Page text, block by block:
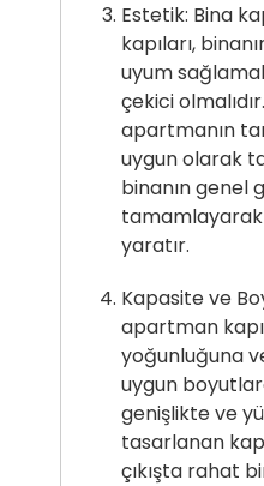
Estetik: Bina
kapıları,
uyum
çekici
apartmanın
uygun olarak
binanın genel
yaratır.
Kapasite ve
apartman
yoğunluğuna
uygun
genişlikte ve
tasarlanan
çıkışta rahat